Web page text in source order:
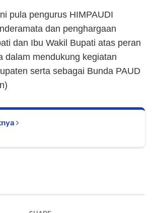
pula pengurus HIMPAUDI
dan penghargaan
dan Ibu Wakil Bupati atas peran
dalam mendukung kegiatan
serta sebagai Bunda PAUD